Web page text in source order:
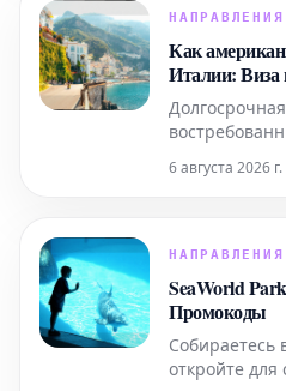
максимально
всемирно
забронир
Как
Италии: Виза
постоянное
6 августа 2026
SeaWorld
Промокоды
Собираетесь
откройте